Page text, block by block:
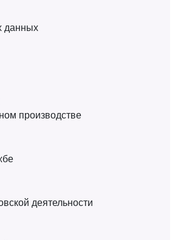
данных
производстве
деятельности